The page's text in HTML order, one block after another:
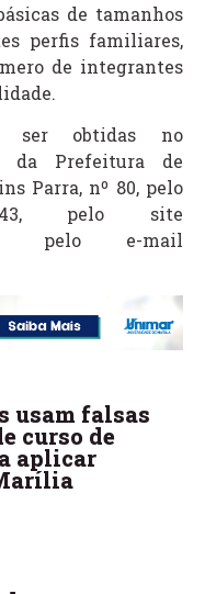
de tamanhos
perfis familiares,
de integrantes
ser obtidas no
da Prefeitura de
Parra, nº 80, pelo
pelo site
ou pelo e-mail
usam falsas
curso de
aplicar